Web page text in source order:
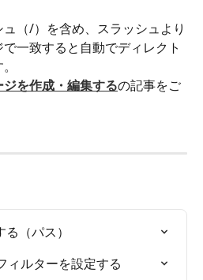
（/）を含め、スラッシュより
一致すると自動でディレクト
ジを作成・編集するの記事をご
（パス）
ィルターを設定する